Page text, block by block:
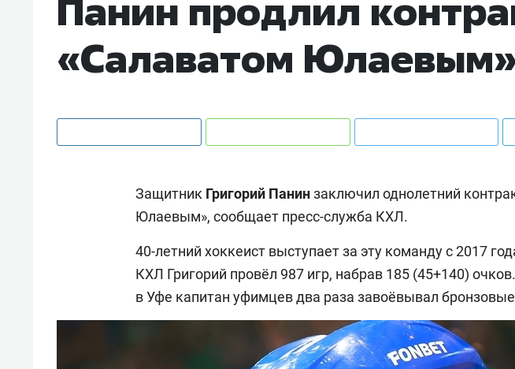
«Салаватом
Защитник Григорий Панинзаключил однолетний
Юлаевым», сообщает пресс-служба КХЛ.
40-летний хоккеист выступает за эту команду с 2017
КХЛ Григорий провёл 987 игр, набрав 185 (45+140)
в Уфе капитан уфимцев два раза завоёвывал